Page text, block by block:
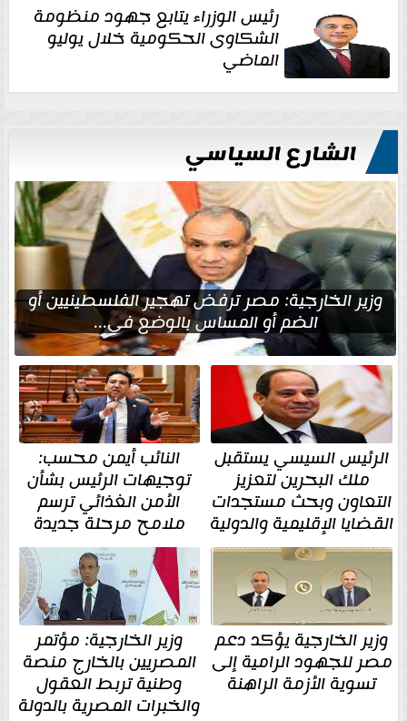
رئيس الوزراء يتابع جهود منظومة
الشكاوى الحكومية خلال يوليو
الماضي
الشارع السياسي
وزير الخارجية: مصر ترفض تهجير الفلسطينيين أو
الضم أو المساس بالوضع في...
الرئيس السيسي يستقبل
ملك البحرين لتعزيز
التعاون وبحث مستجدات
القضايا الإقليمية والدولية
النائب أيمن محسب:
توجيهات الرئيس بشأن
الأمن الغذائي ترسم
ملامح مرحلة جديدة
وزير الخارجية يؤكد دعم
مصر للجهود الرامية إلى
تسوية الأزمة الراهنة
وزير الخارجية: مؤتمر
المصريين بالخارج منصة
وطنية تربط العقول
والخبرات المصرية بالدولة